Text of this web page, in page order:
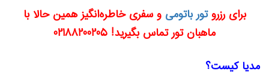
برای رزروتور باتومی و سفری خاطره‌انگیز همین حالا با
ماهبان تور تماس بگیرید! 02188200205
مدیا کیست؟